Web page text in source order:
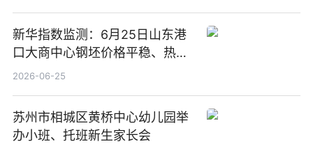
新华指数监测：6月25日山东港
口大商中心钢坯价格平稳、热轧
C料价格微幅下跌
2026-06-25
苏州市相城区黄桥中心幼儿园举
办小班、托班新生家长会